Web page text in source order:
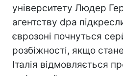
університету Людер
агентству dpa
єврозоні почнуться
розбіжності, якщо
Італія відмовляється